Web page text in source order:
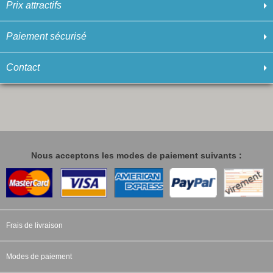
Prix attractifs
Paiement sécurisé
Contact
Nous acceptons les modes de paiement suivants :
Frais de livraison
Modes de paiement